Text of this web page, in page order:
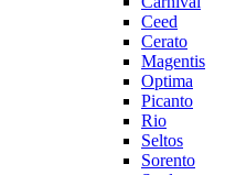
Ceed
Cerato
Magentis
Optima
Picanto
Rio
Seltos
Sorento